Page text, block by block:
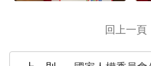
回上一頁